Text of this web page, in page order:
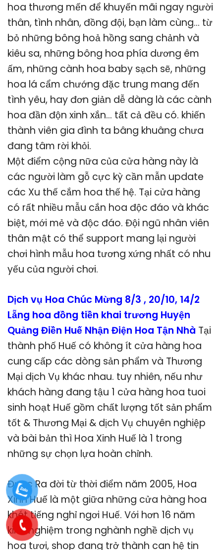
hoa thương mến để khuyến mãi ngay người
thân, tình nhân, đồng đội, bạn làm cùng… từ
bỏ những bông hoả hồng sang chảnh và
kiêu sa, những bông hoa phía dương êm
ấm, những cành hoa baby sạch sẽ, những
hoa lá cẩm chướng đặc trung mang đến
tình yêu, hay đơn giản dễ dàng là các cành
hoa đần độn xinh xắn… tất cả đều có. khiến
thành viên gia đình ta bâng khuâng chưa
đang tâm rời khỏi.
Một điểm cộng nữa của cửa hàng này là
các người làm gỗ cực kỳ cần mẫn update
các Xu thế cắm hoa thế hệ. Tại cửa hàng
có rất nhiều mẫu cắn hoa độc đáo và khác
biệt, mới mẻ và độc đáo. Đội ngũ nhân viên
thân mật có thể support mang lại người
chơi hình mẫu hoa tương xứng nhất có nhu
yếu của người chơi.
Dịch vụ Hoa Chúc Mừng 8/3 , 20/10, 14/2
Lẵng hoa đồng tiền khai trương Huyện
Quảng Điền Huế Nhận Điện Hoa Tận Nhà Tại
thành phố Huế có không ít cửa hàng hoa
cung cấp các dòng sản phẩm và Thương
Mại dịch Vụ khác nhau. tuy nhiên, nếu như
khách hàng đang tậu 1 cửa hàng hoa tuoi
sinh hoạt Huế gồm chất lượng tốt sản phẩm
tốt & Thương Mại & dịch Vụ chuyên nghiệp
và bài bản thì Hoa Xinh Huế là 1 trong
những sự chọn lựa hoàn chỉnh.
Được Ra đời từ thời điểm năm 2005, Hoa
Xinh Huế là một giữa những cửa hàng hoa
khét tiếng nghỉ ngơi Huế. Với hơn 16 năm
kinh nghiệm trong nghành nghề dịch vụ
hoa tươi, shop đang trở thành can hệ tin